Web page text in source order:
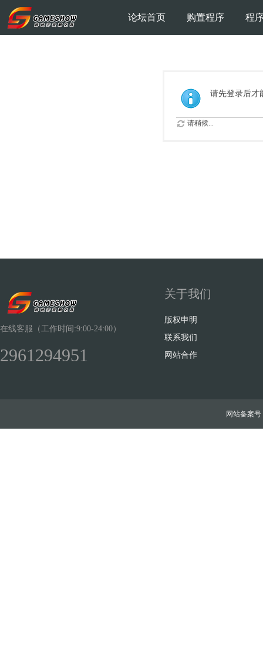
论坛首页 购置程序 程
请先登录后才
请稍候...
在线客服（工作时间:9:00-24:00）
2961294951
关于我们
版权申明
联系我们
网站合作
网站备案号